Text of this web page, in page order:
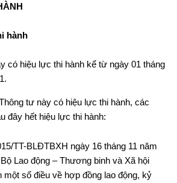
hành
có hiệu lực thi hành kể từ ngày 01 tháng
tư này có hiệu lực thi hành, các
đây hết hiệu lực thi hành:
TT-BLĐTBXH ngày 16 tháng 11 năm
Lao động – Thương binh và Xã hội
số điều về hợp đồng lao động, kỷ